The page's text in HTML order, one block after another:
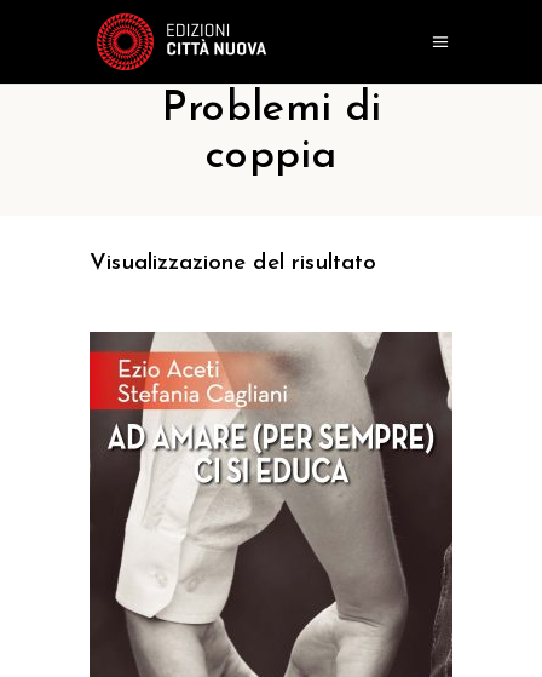
Problemi di
coppia
Visualizzazione del risultato
AGGIUNGI AL CARRELLO